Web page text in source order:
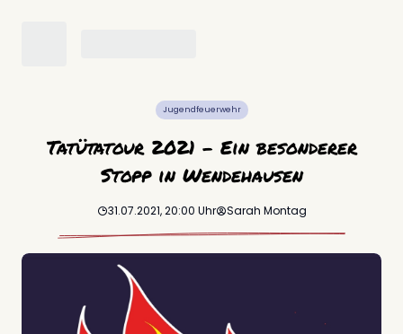
Jugendfeuerwehr
Tatütatour 2021 – Ein besonderer
Stopp in Wendehausen
31.07.2021, 20:00 Uhr Sarah Montag